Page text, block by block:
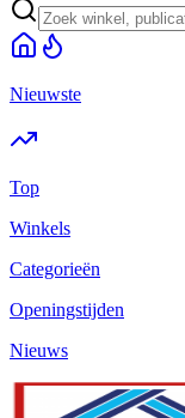
Nieuwste
Top
Winkels
Categorieën
Openingstijden
Nieuws